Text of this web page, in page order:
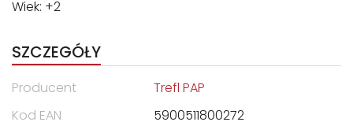
Wiek: +2
SZCZEGÓŁY
Producent
Trefl PAP
Kod EAN
5900511800272